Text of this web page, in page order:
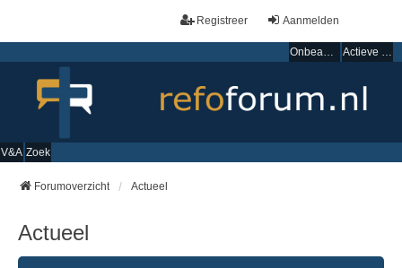
Aanmelden
Registreer
Onbeantwoorde onderwerpen Actieve onderwerpen
V&A Zoek
Forumoverzicht Actueel
Actueel